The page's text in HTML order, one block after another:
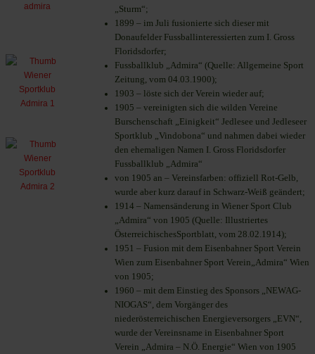
„Sturm“;
1899 – im Juli fusionierte sich dieser mit
Donaufelder Fussballinteressierten zum I. Gross
Floridsdorfer;
Fussballklub „Admira“ (Quelle: Allgemeine Sport
Zeitung, vom 04.03.1900);
1903 – löste sich der Verein wieder auf;
1905 – vereinigten sich die wilden Vereine
Burschenschaft „Einigkeit“ Jedlesee und Jedleseer
Sportklub „Vindobona“ und nahmen dabei wieder
den ehemaligen Namen I. Gross Floridsdorfer
Fussballklub „Admira“
von 1905 an – Vereinsfarben: offiziell Rot-Gelb,
wurde aber kurz darauf in Schwarz-Weiß geändert;
1914 – Namensänderung in Wiener Sport Club
„Admira“ von 1905 (Quelle: Illustriertes
ÖsterreichischesSportblatt, vom 28.02.1914);
1951 – Fusion mit dem Eisenbahner Sport Verein
Wien zum Eisenbahner Sport Verein„Admira“ Wien
von 1905;
1960 – mit dem Einstieg des Sponsors „NEWAG-
NIOGAS“, dem Vorgänger des
niederösterreichischen Energieversorgers „EVN“,
wurde der Vereinsname in Eisenbahner Sport
Verein „Admira – N.Ö. Energie“ Wien von 1905